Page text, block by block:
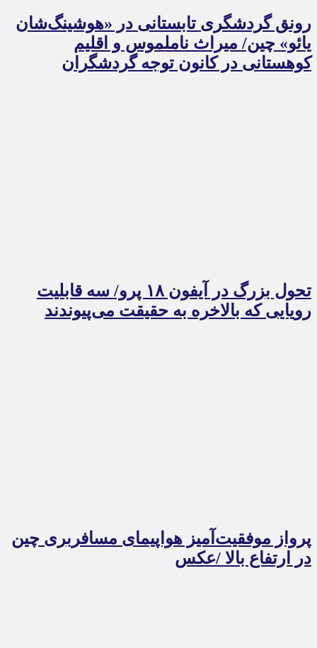
رونق گردشگری تابستانی در «هوشینگ‌شان
یائو» چین/ میراث ناملموس و اقلیم
کوهستانی در کانون توجه گردشگران
تحول بزرگ در آیفون ۱۸ پرو/ سه قابلیت
رویایی که بالاخره به حقیقت می‌پیوندند
پرواز موفقیت‌آمیز هواپیمای مسافربری چین
در ارتفاع بالا /عکس